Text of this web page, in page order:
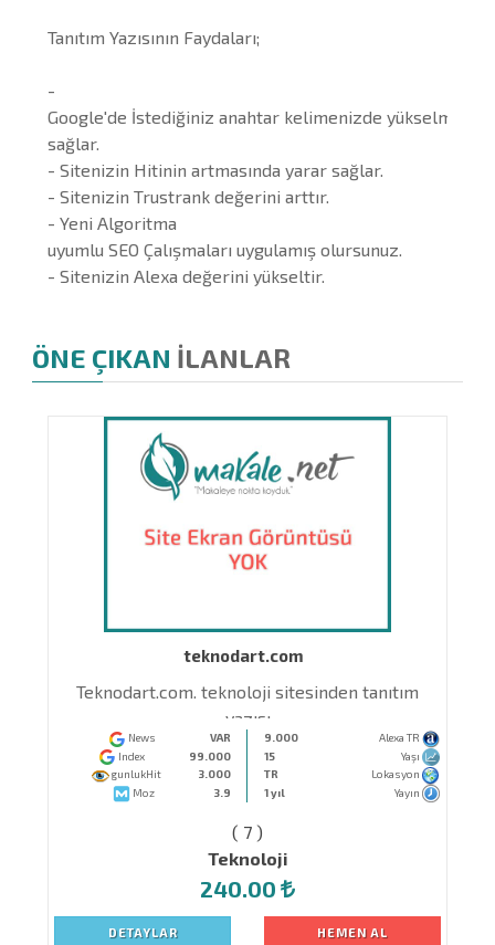
Tanıtım Yazısının Faydaları;
-
Google'de İstediğiniz anahtar kelimenizde yükselmenizi
sağlar.
- Sitenizin Hitinin artmasında yarar sağlar.
- Sitenizin Trustrank değerini arttır.
- Yeni Algoritma
uyumlu SEO Çalışmaları uygulamış olursunuz.
- Sitenizin Alexa değerini yükseltir.
ÖNE ÇIKAN İLANLAR
teknodart.com
Teknodart.com. teknoloji sitesinden tanıtım
yazısı
News
VAR
Index
99.000
gunlukHit
3.000
Moz
3.9
9.000
Alexa TR
15
Yaşı
TR
Lokasyon
1 yıl
Yayın
( 7 )
Teknoloji
240.00
DETAYLAR HEMEN AL